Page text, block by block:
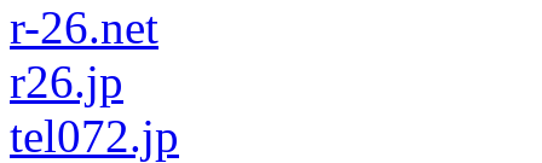
r-26.net
r26.jp
tel072.jp